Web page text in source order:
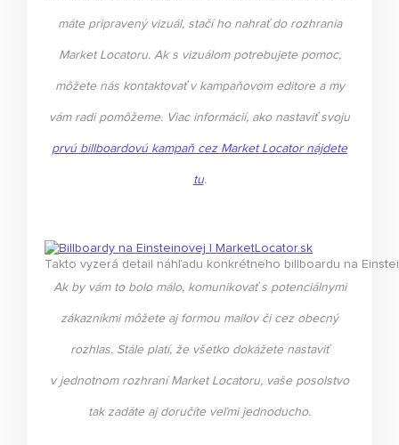
máte pripravený vizuál, stačí ho nahrať do rozhrania
Market Locatoru. Ak s vizuálom potrebujete pomoc,
môžete nás kontaktovať v kampaňovom editore a my
vám radi pomôžeme. Viac informácií, ako nastaviť svoju
prvú billboardovú kampaň cez Market Locator nájdete
tu.
Takto vyzerá detail náhľadu konkrétneho billboardu na
Ak by vám to bolo málo, komunikovať s potenciálnymi
zákazníkmi môžete aj formou mailov či cez obecný
rozhlas. Stále platí, že všetko dokážete nastaviť
v jednotnom rozhraní Market Locatoru, vaše posolstvo
tak zadáte aj doručíte veľmi jednoducho.